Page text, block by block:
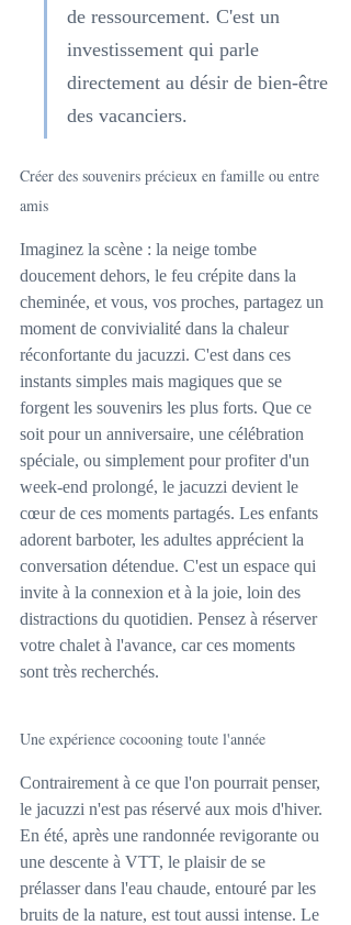
de ressourcement. C'est un
investissement qui parle
directement au désir de bien-être
des vacanciers.
Créer des souvenirs précieux en famille ou entre
amis
Imaginez la scène : la neige tombe
doucement dehors, le feu crépite dans la
cheminée, et vous, vos proches, partagez un
moment de convivialité dans la chaleur
réconfortante du jacuzzi. C'est dans ces
instants simples mais magiques que se
forgent les souvenirs les plus forts. Que ce
soit pour un anniversaire, une célébration
spéciale, ou simplement pour profiter d'un
week-end prolongé, le jacuzzi devient le
cœur de ces moments partagés. Les enfants
adorent barboter, les adultes apprécient la
conversation détendue. C'est un espace qui
invite à la connexion et à la joie, loin des
distractions du quotidien. Pensez à réserver
votre chalet à l'avance, car ces moments
sont très recherchés.
Une expérience cocooning toute l'année
Contrairement à ce que l'on pourrait penser,
le jacuzzi n'est pas réservé aux mois d'hiver.
En été, après une randonnée revigorante ou
une descente à VTT, le plaisir de se
prélasser dans l'eau chaude, entouré par les
bruits de la nature, est tout aussi intense. Le